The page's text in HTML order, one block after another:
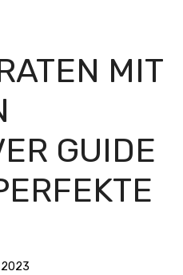
MIT
GUIDE
2023